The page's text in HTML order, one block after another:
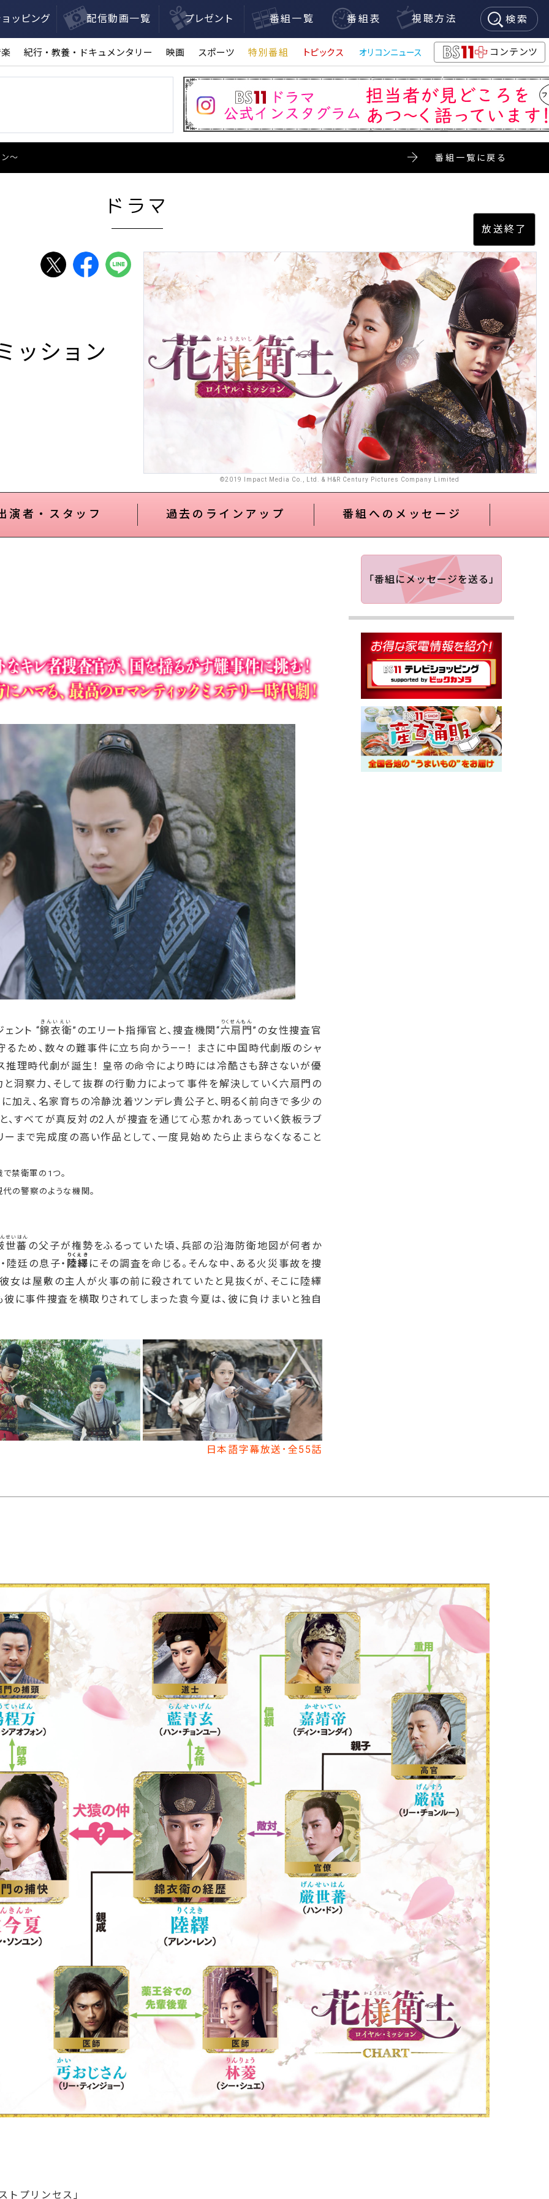
ッピング 配信動画一覧 プレゼント 番組一覧 番組表 視聴方法 検索
紀行・教養・ドキュメンタリー 映画 スポーツ 特別番組 トピックス
オリコンニュース
BS11+
コンテンツ
～ 番組一覧に戻る
ドラマ
©2019 Impact Media Co., Ltd. & H&R Century Pictures Company Limited
ッション
演者・スタッフ 過去のラインアップ 番組へのメッセージ
「番組にメッセージを送る」
ント “錦衣衛
きんいえい
”のエリート指揮官と、捜査機関“六扇門
りくせんもん
”の女性捜査官
ため、数々の難事件に立ち向かう——！ まさに中国時代劇版のシャ
推理時代劇が誕生！ 皇帝の命令により時には冷酷さも辞さないが優
洞察力、そして抜群の行動力によって事件を解決していく六扇門の
加え、名家育ちの冷静沈着ツンデレ貴公子と、明るく前向きで多少の
すべてが真反対の2人が捜査を通じて心惹かれあっていく鉄板ラブ
まで完成度の高い作品として、一度見始めたら止まらなくなること
禁衛軍の1つ。
の警察のような機関。
世蕃
せいはん
の父子が権勢をふるっていた頃、兵部の沿海防衛地図が何者か
陸廷の息子・ 陸繹
りくえき
にその調査を命じる。そんな中、ある火災事故を捜
彼女は屋敷の主人が火事の前に殺されていたと見抜くが、そこに陸繹
に事件捜査を横取りされてしまった袁今夏は、彼に負けまいと独自
日本語字幕放送･全55話
トプリンセス」